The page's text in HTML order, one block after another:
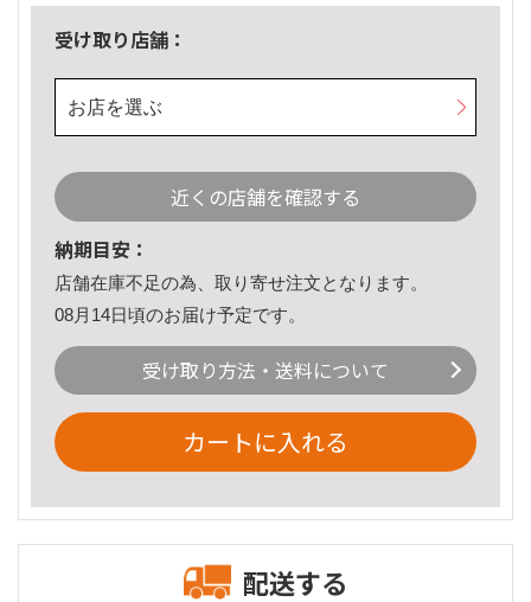
受け取り店舗：
お店を選ぶ
近くの店舗を確認する
納期目安：
店舗在庫不足の為、取り寄せ注文となります。
08月14日頃のお届け予定です。
受け取り方法・送料について
カートに入れる
配送する